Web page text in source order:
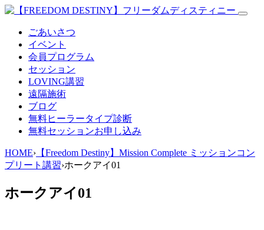
ごあいさつ
イベント
会員プログラム
セッション
LOVING講習
遠隔施術
ブログ
無料ヒーラータイプ診断
無料セッションお申し込み
HOME› 【Freedom Destiny】Mission Complete ミッションコン
プリート講習›ホークアイ01
ホークアイ01